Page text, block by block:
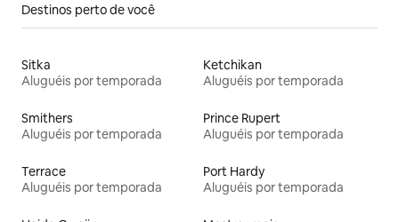
Destinos perto de você
Sitka
Aluguéis por temporada
Ketchikan
Aluguéis por temporada
Smithers
Aluguéis por temporada
Prince Rupert
Aluguéis por temporada
Terrace
Aluguéis por temporada
Port Hardy
Aluguéis por temporada